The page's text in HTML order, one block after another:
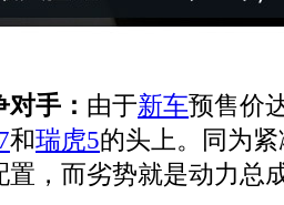
对手： 由于新车预售价
和瑞虎5的头上。同为
置，而劣势就是动力总